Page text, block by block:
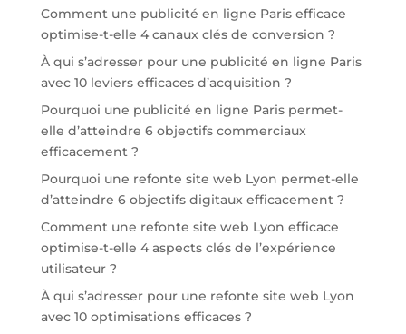
Comment une publicité en ligne Paris efficace
optimise-t-elle 4 canaux clés de conversion ?
À qui s’adresser pour une publicité en ligne Paris
avec 10 leviers efficaces d’acquisition ?
Pourquoi une publicité en ligne Paris permet-
elle d’atteindre 6 objectifs commerciaux
efficacement ?
Pourquoi une refonte site web Lyon permet-elle
d’atteindre 6 objectifs digitaux efficacement ?
Comment une refonte site web Lyon efficace
optimise-t-elle 4 aspects clés de l’expérience
utilisateur ?
À qui s’adresser pour une refonte site web Lyon
avec 10 optimisations efficaces ?